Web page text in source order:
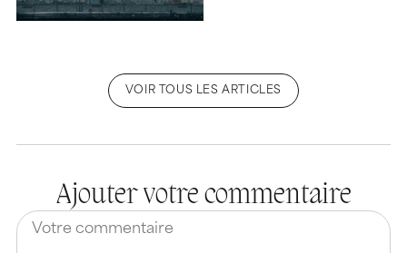
VOIR TOUS LES ARTICLES
Ajouter votre commentaire